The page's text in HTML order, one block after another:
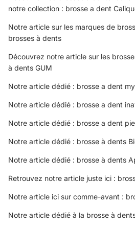
notre collection : brosse a dent
Notre article sur les marques de
brosses à dents
Découvrez notre article sur les
à dents GUM
Notre article dédié : brosse a dent
Notre article dédié : brosse a dent
Notre article dédié : brosse a dent
Notre article dédié : brosse à dents
Notre article dédié : brosse à dents
Retrouvez notre article juste ici :
Notre article ici sur comme-avant :
Notre article dédié à la brosse à